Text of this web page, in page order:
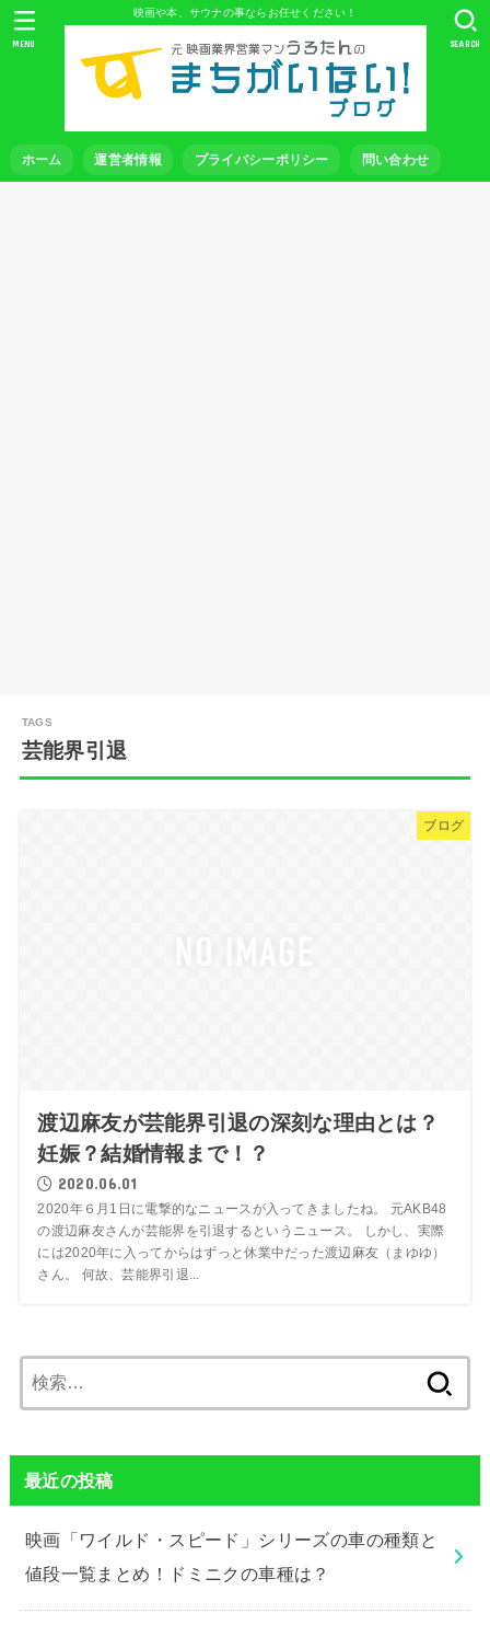
映画や本、サウナの事ならお任せください！
ホーム 運営者情報 プライバシーポリシー 問い合わせ
SEARCH
MENU
芸能界引退
ブログ
渡辺麻友が芸能界引退の深刻な理由とは？
妊娠？結婚情報まで！？
2020.06.01
2020年６月1日に電撃的なニュースが入ってきましたね。 元AKB48
の渡辺麻友さんが芸能界を引退するというニュース。 しかし、実際
には2020年に入ってからはずっと休業中だった渡辺麻友（まゆゆ）
さん。 何故、芸能界引退...
索:
最近の投稿
映画「ワイルド・スピード」シリーズの車の種類と
値段一覧まとめ！ドミニクの車種は？